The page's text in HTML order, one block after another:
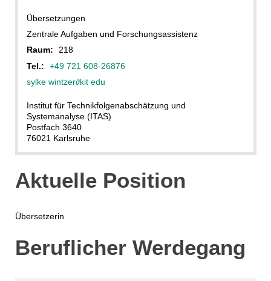
Übersetzungen
Zentrale Aufgaben und Forschungsassistenz
Raum:
218
Tel.:
+49 721 608-26876
sylke wintzer∂kit edu
Institut für Technikfolgenabschätzung und
Systemanalyse (ITAS)
Postfach 3640
76021 Karlsruhe
Aktuelle Position
Übersetzerin
Beruflicher Werdegang